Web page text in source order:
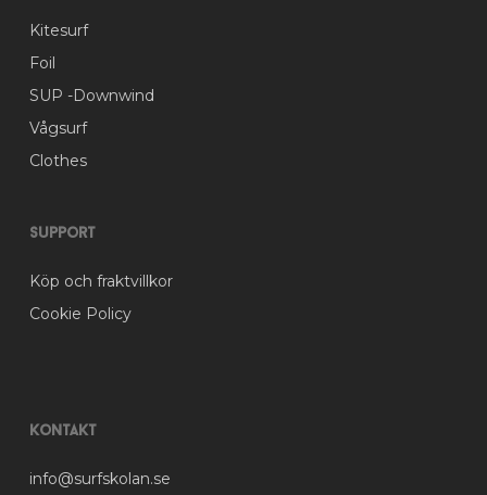
Kitesurf
Foil
SUP -Downwind
Vågsurf
Clothes
Support
Köp och fraktvillkor
Cookie Policy
Kontakt
info@surfskolan.se